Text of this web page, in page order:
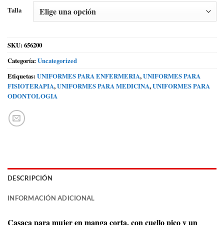
Talla
SKU: 656200
Categoría: Uncategorized
Etiquetas: UNIFORMES PARA ENFERMERIA,UNIFORMES PARA
FISIOTERAPIA,UNIFORMES PARA MEDICINA,UNIFORMES PARA
ODONTOLOGIA
DESCRIPCIÓN
INFORMACIÓN ADICIONAL
Casaca para mujer en manga corta, con cuello pico y un